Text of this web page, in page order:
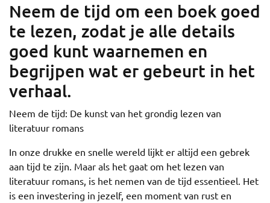
Neem de tijd om een boek goed
te lezen, zodat je alle details
goed kunt waarnemen en
begrijpen wat er gebeurt in het
verhaal.
Neem de tijd: De kunst van het grondig lezen van
literatuur romans
In onze drukke en snelle wereld lijkt er altijd een gebrek
aan tijd te zijn. Maar als het gaat om het lezen van
literatuur romans, is het nemen van de tijd essentieel. Het
is een investering in jezelf, een moment van rust en